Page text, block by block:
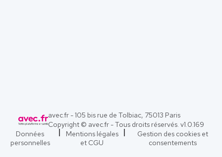
avec.fr - 105 bis rue de Tolbiac, 75013 Paris
Copyright © avec.fr - Tous droits réservés. v1.0.169
Données
personnelles
Mentions légales
et CGU
Gestion des cookies et
consentements